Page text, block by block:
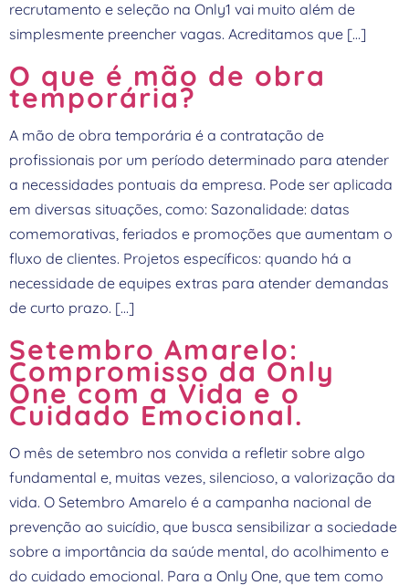
recrutamento e seleção na Only1 vai muito além de
simplesmente preencher vagas. Acreditamos que […]
O que é mão de obra
temporária?
A mão de obra temporária é a contratação de
profissionais por um período determinado para atender
a necessidades pontuais da empresa. Pode ser aplicada
em diversas situações, como: Sazonalidade: datas
comemorativas, feriados e promoções que aumentam o
fluxo de clientes. Projetos específicos: quando há a
necessidade de equipes extras para atender demandas
de curto prazo. […]
Setembro Amarelo:
Compromisso da Only
One com a Vida e o
Cuidado Emocional.
O mês de setembro nos convida a refletir sobre algo
fundamental e, muitas vezes, silencioso, a valorização da
vida. O Setembro Amarelo é a campanha nacional de
prevenção ao suicídio, que busca sensibilizar a sociedade
sobre a importância da saúde mental, do acolhimento e
do cuidado emocional. Para a Only One, que tem como